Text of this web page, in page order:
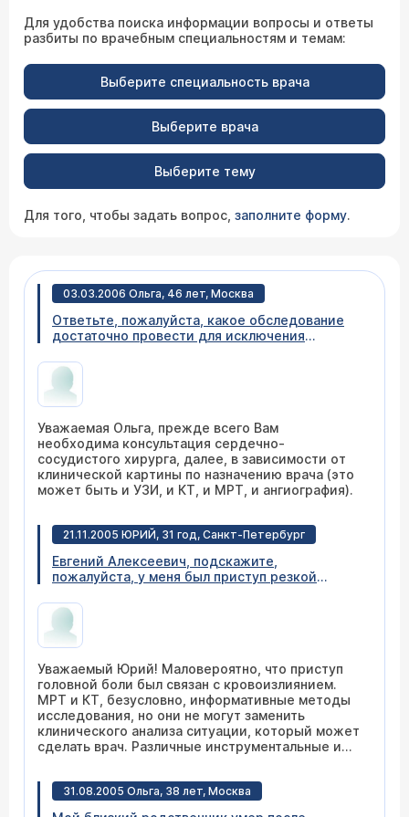
Для удобства поиска информации вопросы и ответы
разбиты по врачебным специальностям и темам:
Выберите специальность врача
Выберите врача
Выберите тему
Для того, чтобы задать вопрос, заполните форму.
03.03.2006 Ольга, 46 лет, Москва
Ответьте, пожалуйста, какое обследование
достаточно провести для исключения
Уважаемая Ольга, прежде всего Вам
необходима консультация сердечно-
сосудистого хирурга, далее, в зависимости от
клинической картины по назначению врача (это
может быть и УЗИ, и КТ, и МРТ, и ангиография).
21.11.2005 ЮРИЙ, 31 год, Санкт-Петербург
Евгений Алексеевич, подскажите,
пожалуйста, у меня был приступ резкой
минут. Через неделю после этого прошел МРТ
и КТ. По данным КТ и МРТ данных за
субарахноидальное кровоизлияние и
найдено. Но врач сказал, что это
обследование выявляет аневризму в 80 %
случаев и порекомендовал сделать
ангиографию. Как Вы считаете, следует ли это
делать, и насколько велика вероятность, что у
меня было кровоизлияние, последствия
Уважаемый Юрий! Маловероятно, что приступ
головной боли был связан с кровоизлиянием.
МРТ и КТ, безусловно, информативные методы
исследования, но они не могут заменить
клинического анализа ситуации, который может
сделать врач. Различные инструментальные и
создаваемой врачом. Не думаю, что у Вас есть
31.08.2005 Ольга, 38 лет, Москва